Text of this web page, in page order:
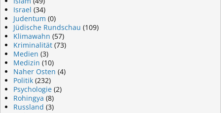
Israel (34)
Judentum (0)
Jüdische Rundschau (109)
Klimawahn (57)
Kriminalität (73)
Medien (3)
Medizin (10)
Naher Osten (4)
Politik (232)
Psychologie (2)
Rohingya (8)
Russland (3)